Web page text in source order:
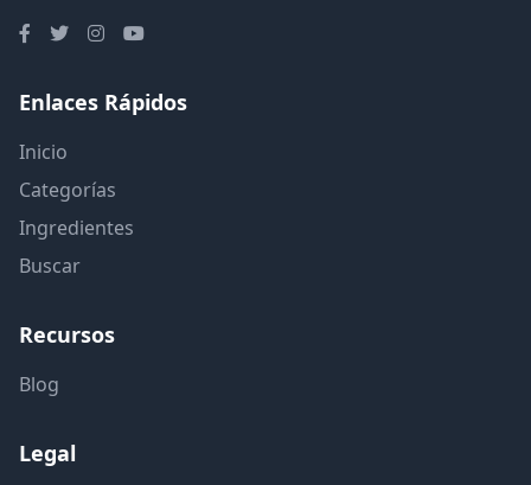
Enlaces Rápidos
Inicio
Categorías
Ingredientes
Buscar
Recursos
Blog
Legal